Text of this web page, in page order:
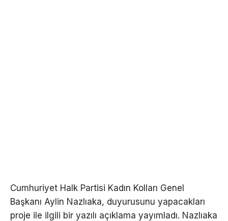
Cumhuriyet Halk Partisi Kadın Kolları Genel
Başkanı Aylin Nazlıaka, duyurusunu yapacakları
proje ile ilgili bir yazılı açıklama yayımladı. Nazlıaka